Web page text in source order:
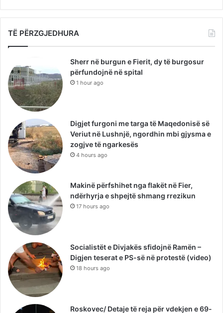
TË PËRZGJEDHURA
Sherr në burgun e Fierit, dy të burgosur
përfundojnë në spital
1 hour ago
Digjet furgoni me targa të Maqedonisë së
Veriut në Lushnjë, ngordhin mbi gjysma e
zogjve të ngarkesës
4 hours ago
Makinë përfshihet nga flakët në Fier,
ndërhyrja e shpejtë shmang rrezikun
17 hours ago
Socialistët e Divjakës sfidojnë Ramën –
Digjen teserat e PS-së në protestë (video)
18 hours ago
Roskovec/ Detaje të reja për vdekjen e 69-